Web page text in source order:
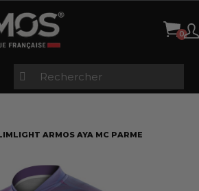
ARMOS AYA MC PARME
cookies